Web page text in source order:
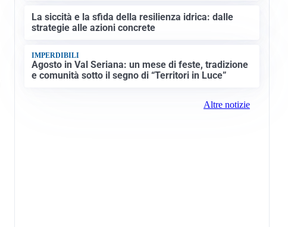
La siccità e la sfida della resilienza idrica: dalle
strategie alle azioni concrete
IMPERDIBILI
Agosto in Val Seriana: un mese di feste, tradizione
e comunità sotto il segno di “Territori in Luce”
Altre notizie